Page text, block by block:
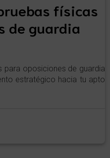
físicas
de guardia
para oposiciones de guardia
estratégico hacia tu apto